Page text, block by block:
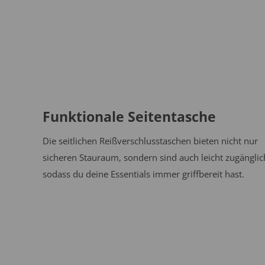
Funktionale Seitentasche
Die seitlichen Reißverschlusstaschen bieten nicht nur
sicheren Stauraum, sondern sind auch leicht
sodass du deine Essentials immer griffbereit hast.